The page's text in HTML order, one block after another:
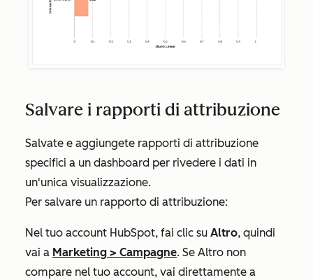
Salvare i rapporti di attribuzione
Salvate e aggiungete rapporti di attribuzione
specifici a un dashboard per rivedere i dati in
un'unica visualizzazione.
Per salvare un rapporto di attribuzione:
Nel tuo account HubSpot, fai clic su Altro, quindi
vai a Marketing > Campagne. Se Altro non
compare nel tuo account, vai direttamente a